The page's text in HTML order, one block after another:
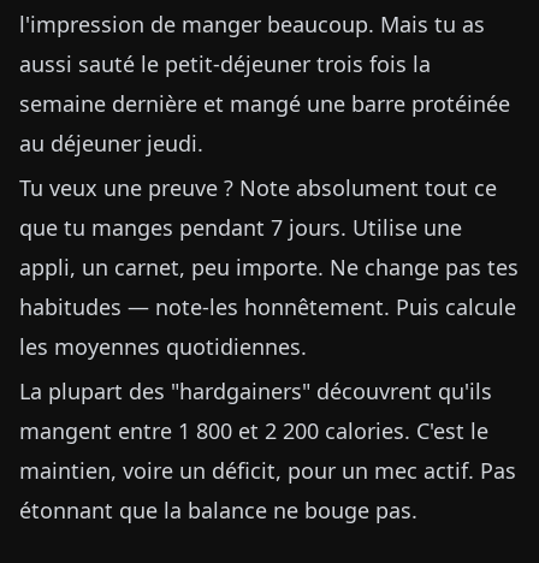
l'impression de manger beaucoup. Mais tu as
aussi sauté le petit-déjeuner trois fois la
semaine dernière et mangé une barre protéinée
au déjeuner jeudi.
Tu veux une preuve ? Note absolument tout ce
que tu manges pendant 7 jours. Utilise une
appli, un carnet, peu importe. Ne change pas tes
habitudes — note-les honnêtement. Puis calcule
les moyennes quotidiennes.
La plupart des "hardgainers" découvrent qu'ils
mangent entre 1 800 et 2 200 calories. C'est le
maintien, voire un déficit, pour un mec actif. Pas
étonnant que la balance ne bouge pas.